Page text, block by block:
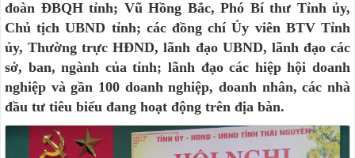
đoàn ĐBQH tỉnh; Vũ Hồng Bắc, Phó Bí thư Tỉnh ủy,
Chủ tịch UBND tỉnh; các đồng chí Ủy viên BTV Tỉnh
ủy, Thường trực HĐND, lãnh đạo UBND, lãnh đạo các
sở, ban, ngành của tỉnh; lãnh đạo các hiệp hội doanh
nghiệp và gần 100 doanh nghiệp, doanh nhân, các nhà
đầu tư tiêu biểu đang hoạt động trên địa bàn.